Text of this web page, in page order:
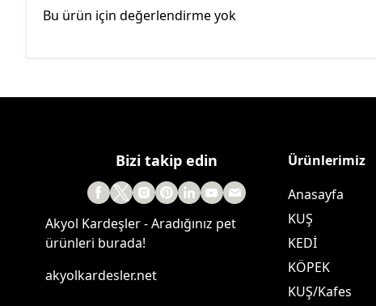
Bu ürün için değerlendirme yok
Bizi takip edin
Akyol Kardeşler - Aradığınız pet
ürünleri burada!
akyolkardesler.net
Ürünlerimiz
Anasayfa
KUŞ
KEDİ
KÖPEK
KUŞ/Kafes